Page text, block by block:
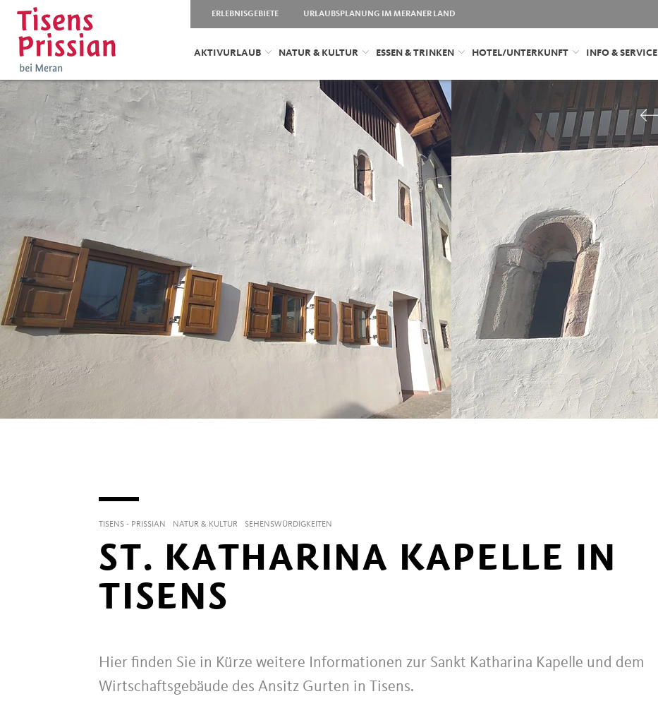
ERLEBNISGEBIETE URLAUBSPLANUNG IM MERANER LAND
AKTIVURLAUB NATUR & KULTUR ESSEN & TRINKEN HOTEL/UNTERKUNFT INFO & SERVICE
TISENS - PRISSIAN NATUR & KULTUR SEHENSWÜRDIGKEITEN
ST. KATHARINA KAPELLE IN
TISENS
Hier finden Sie in Kürze weitere Informationen zur Sankt Katharina Kapelle und dem
Wirtschaftsgebäude des Ansitz Gurten in Tisens.